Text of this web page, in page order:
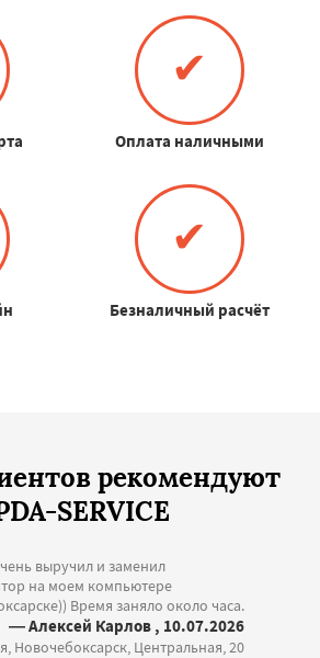
✔
Оплата наличными
✔
Безналичный расчёт
рекомендуют
SERVICE
выручил и заменил
на моем компьютере
Время заняло около часа.
— Алексей Карлов , 10.07.2026
Новочебоксарск, Центральная, 20